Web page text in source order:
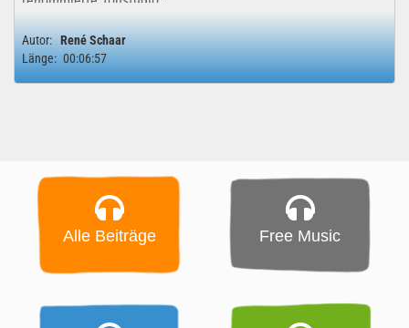
Autor: René Schaar
Länge: 00:06:57
Alle Beiträge Free Music